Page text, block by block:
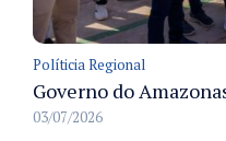
Políticia Regional
03/07/2026